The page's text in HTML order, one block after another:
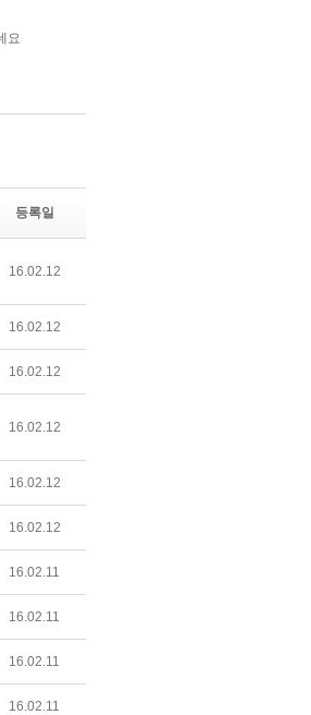
등록일
16.02.12
16.02.12
16.02.12
16.02.12
16.02.12
16.02.12
16.02.11
16.02.11
16.02.11
16.02.11